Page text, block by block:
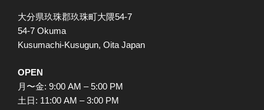
大分県玖珠郡玖珠町大隈54-7
54-7 Okuma
Kusumachi-Kusugun, Oita Japan
OPEN
月〜金: 9:00 AM – 5:00 PM
土日: 11:00 AM – 3:00 PM